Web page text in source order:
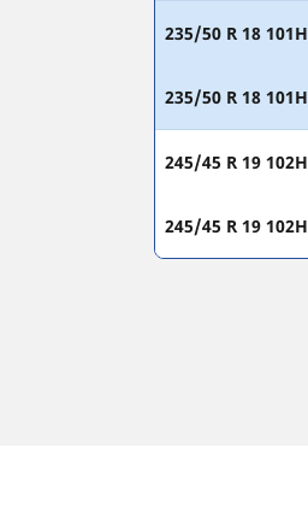
235/50 R 18 101H
235/50 R 18 101H
245/45 R 19 102H
245/45 R 19 102H